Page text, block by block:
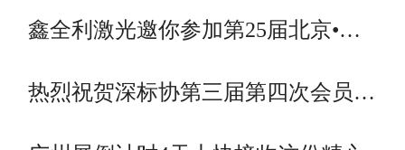
鑫全利激光邀你参加第25届北京•…
热烈祝贺深标协第三届第四次会员…